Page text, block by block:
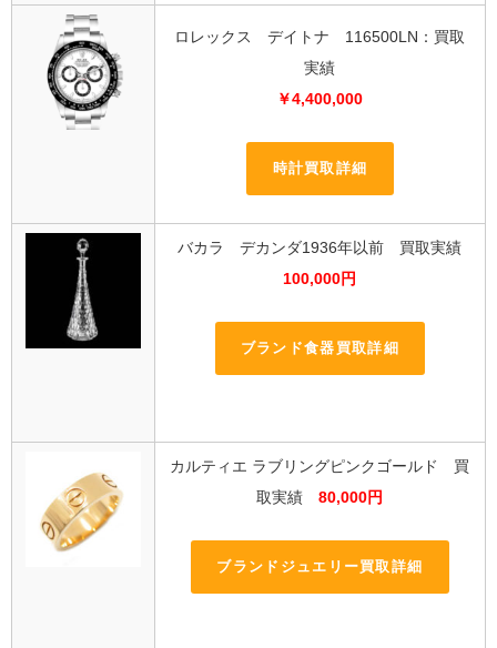
ロレックス デイトナ 116500LN：買取
実績
￥4,400,000
時計買取詳細
バカラ デカンダ1936年以前 買取実績
100,000円
ブランド食器買取詳細
カルティエ ラブリングピンクゴールド 買
取実績80,000円
ブランドジュエリー買取詳細